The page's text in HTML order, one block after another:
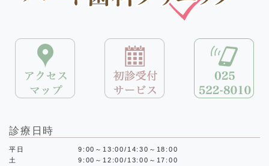
診療日時
平日
9:00～13:00/14:30～18:00
土
9:00～12:00/13:00～17:00